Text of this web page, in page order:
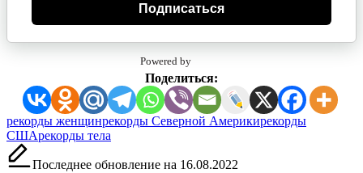
Подписаться
Powered by
Поделиться:
Метки:
рекорды женщинрекорды Северной Америкирекорды
СШАрекорды тела
Последнее обновление на 16.08.2022